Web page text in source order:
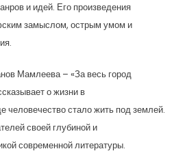
и идей. Его произведения
замыслом, острым умом и
Мамлеева – «За весь город
о жизни в
человечество стало жить под землей.
своей глубиной и
современной литературы.